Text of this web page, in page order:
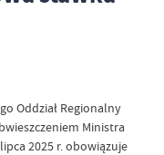
Oddział Regionalny
Ministra
2025 r. obowiązuje